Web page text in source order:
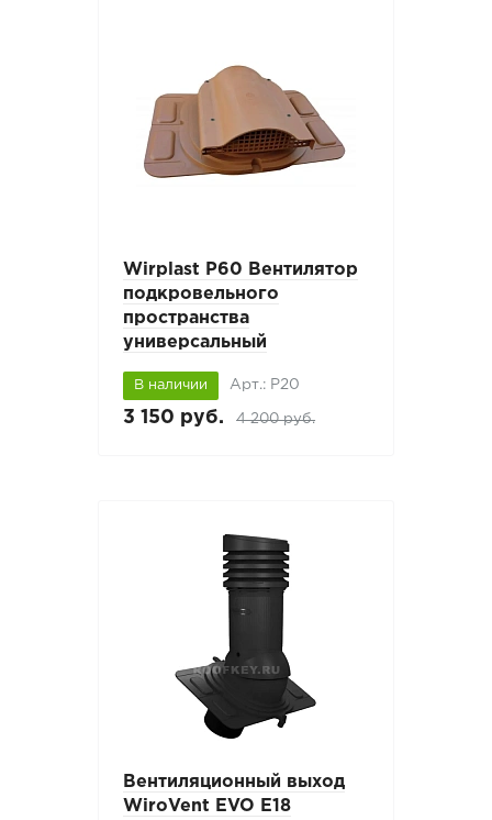
Wirplast P60 Вентилятор
подкровельного
пространства
универсальный
В наличии Арт.: P20
3 150 руб. 4 200 руб.
Вентиляционный выход
WiroVent EVO E18